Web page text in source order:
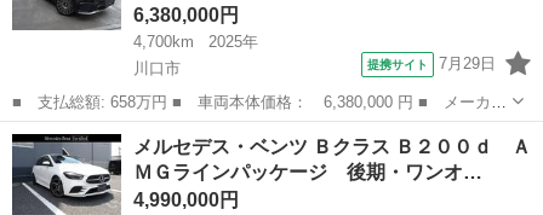
6,380,000円
4,700km
2025年
川口市
提携サイト 7月29日
■ 支払総額: 658万円 ■ 車両本体価格： 6,380,000 円 ■ メーカー
名： メルセデス・ベンツ ■ 車種名： ＧＬＢ ■ グレード名：
ＧＬＢ２００ｄ ４マチック ＡＭＧラインパッケージ ＧＬＢ２０
０ｄ ４Ｍ...
埼玉 川口市 ベンツ（メルセデス）
メルセデス・ベンツ Ｂクラス Ｂ２００ｄ Ａ
ＭＧラインパッケージ 後期・ワンオ…
4,990,000円